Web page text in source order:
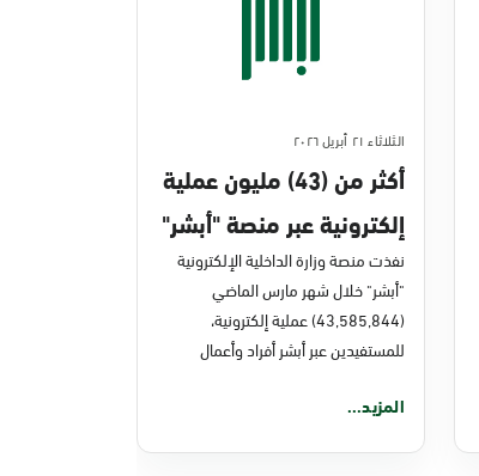
الثلاثاء ٢١ أبريل ٢٠٢٦
أكثر من (43) مليون عملية
إلكترونية عبر منصة "أبشر"
في مارس 2026م
نفذت منصة وزارة الداخلية الإلكترونية
"أبشر" خلال شهر مارس الماضي
(43,585,844) عملية إلكترونية،
للمستفيدين عبر أبشر أفراد وأعمال
المزيد...